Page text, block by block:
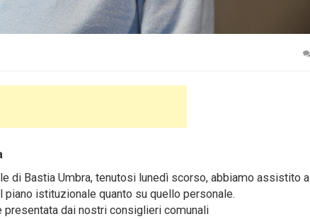
di Bastia Umbra, tenutosi lunedì scorso, abbiamo assistito a
istituzionale quanto su quello personale.
presentata dai nostri consiglieri comunali